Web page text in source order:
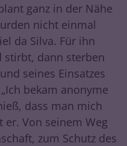
ganz in der Nähe
nicht einmal
da Silva. Für ihn
stirbt, dann sterben
seines Einsatzes
bekam anonyme
dass man mich
er. Von seinem Weg
zum Schutz des